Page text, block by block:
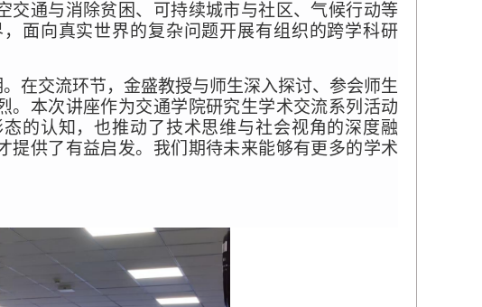
交通与消除贫困、可持续城市与社区、气候行动等
面向真实世界的复杂问题开展有组织的跨学科研
在交流环节，金盛教授与师生深入探讨、参会师生
本次讲座作为交通学院研究生学术交流系列活动
的认知，也推动了技术思维与社会视角的深度融
提供了有益启发。我们期待未来能够有更多的学术